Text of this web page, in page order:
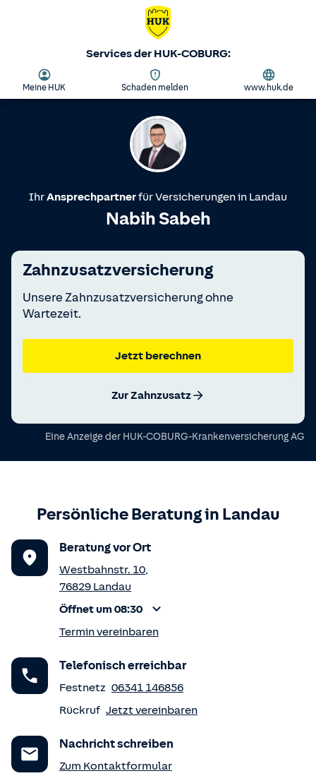
Services der HUK-COBURG:
Meine HUK Schaden melden www.huk.de
IhrAnsprechpartnerfür Versicherungen in Landau
Nabih Sabeh
Zahnzusatzversicherung
Unsere Zahnzusatzversicherung ohne
Wartezeit.
Jetzt berechnen
Zur Zahnzusatz
Eine Anzeige der HUK-COBURG-Krankenversicherung AG
Persönliche Beratung in Landau
Beratung vor Ort
Westbahnstr. 10,
76829 Landau
Öffnet um 08:30
Termin vereinbaren
Telefonisch erreichbar
Festnetz 06341 146856
Rückruf Jetzt vereinbaren
Nachricht schreiben
Zum Kontaktformular